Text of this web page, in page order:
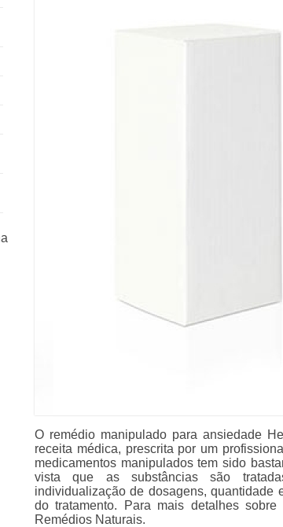
O remédio manipulado para ansiedade
receita médica, prescrita por um
medicamentos manipulados tem sido
vista que as substâncias são
individualização de dosagens,
do tratamento. Para mais detalhes
Remédios Naturais.